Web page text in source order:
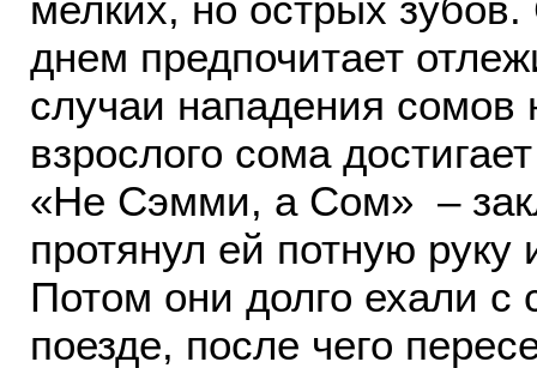
днем предпочитает
случаи нападения
взрослого сома
«Не Сэмми, а Сом» –
протянул ей потную руку
Потом они долго ехали
поезде, после чего